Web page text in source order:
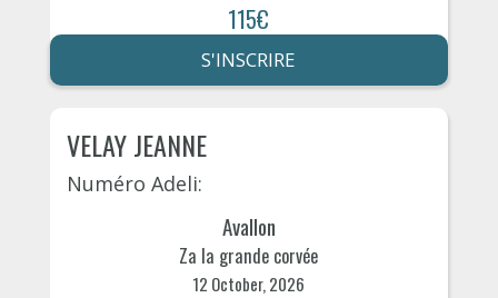
115€
S'INSCRIRE
VELAY JEANNE
Numéro Adeli:
Avallon
Za la grande corvée
12 October, 2026